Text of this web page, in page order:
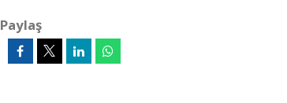
Paylaş